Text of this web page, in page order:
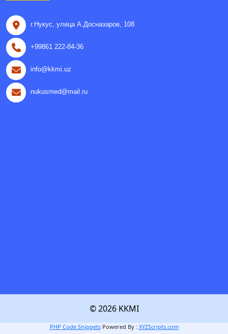
г.Нукус, улица A.Досназаров, 108
+99861 222-84-36
info@kkmi.uz
nukusmed@mail.ru
© 2026 KKMI
PHP Code SnippetsPowered By : XYZScripts.com